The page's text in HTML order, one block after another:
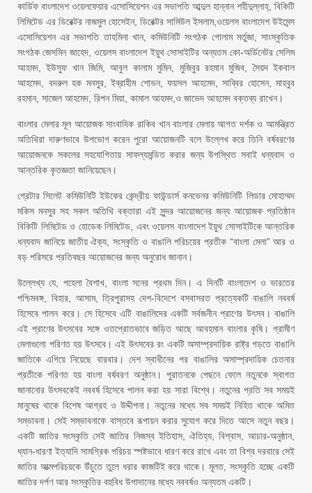
কার্ডিফ বাংলাদেশ ওয়েলফেয়ার এসোসিয়েশন এর সভাপতি আব্দুল হান্নান শহীদুল্লাহ্, বিকিটি
লিমিটেড এর ডিরেক্টর নাজমুল হোসেইন, ডিরেক্টর সামিউল ইসলাম,ওয়েলস বাংলাদেশ উইমেন্স
এসোসিয়েশন এর সভাপতি তাহমিনা খান, কমিউনিটি সংগঠক গোলাম মর্তুজা, সাংস্কৃতিক
সংগঠক জেসমিন জাহেদ, ওয়েলস বাংলাদেশ ইয়ুথ সোসাইটির অন্যতম কো-অর্ডিনেটর সেলিম
আহমদ, ইউসুফ খান জিমি, আবুল কালাম মুমিন, মুজিবুর রহমান মুজিব, সৈয়দ ইকবাল
আহমেদ, বদরুল হক মনসুর, ইব্রাহীম শোভন, ফয়সল আহমেদ, সাব্বির হোসেন, মাহবুব
রহমান, সাজেল আহমেদ, রিপন মিয়া, কামাল আহমদ,ও জাভেদ আহমেদ বক্তব্য রাখেন।
বাংলার মেলার মূল আয়োজক সাংবাদিক রাকিব খান বাংলার মেলায় আগত দর্শক ও আমন্ত্রিত
অতিথিরা দারুণভাবে উপভোগ করেন পুরো আয়োজনটি বলে উল্লেখ করে তিনি বর্ষবরণের
আয়োজনকে সকলের সহযোগিতায় সাফল্যমন্ডিত করার জন্য উপস্থিত সবাই ধন্যবাদ ও
আন্তরিক কৃতজ্ঞতা জানিয়েছেন।
গ্রেটার সিলেট কমিউনিটি ইউকের কেন্দ্রীয় ফাউন্ডার্স কনভেনর কমিউনিটি লিডার মোহাম্মদ
মকিস মনসুর সহ সকল অতিথি বক্তারা এই সুন্দর আয়োজনের জন্য আয়োজক প্রতিষ্ঠান
বিকিটি লিমিটেড ও হোডেক লিমিটেড, এবং ওয়েলস বাংলাদেশ ইয়ুথ সোসাইটিকে আন্তরিক
ধন্যবাদ জানিয়ে জাতীয় ঐক্য, সংস্কৃতি ও বাঙালি পরিচয়ের প্রতীক “বাংলা মেলা” আর ও
বড় পরিসরে প্রতিবছর আয়োজনের জন্য অনুরোধ জানান।
উল্লেখ্য যে, পহেলা বৈশাখ, বাংলা সনের প্রথম দিন। এ দিনটি বাংলাদেশ ও ভারতের
পশ্চিমবঙ্গ, বিহার, আসাম, ত্রিপুরাসহ দেশ-বিদেশে বসবাসরত প্রত্যেকটি বাঙালি নববর্ষ
হিসেবে পালন করে। সে হিসেবে এটি বাঙালিদের একটি সর্বজনীন প্রাণের উৎসব। বাঙালি
এই প্রাণের উৎসবের সঙ্গে ওতপ্রোতভাবে জড়িত আছে আবহমান বাংলার কৃষি। গ্রামীণ
মেলাগুলো পরিণত হয় উৎসবে। এই উৎসবের রং একটি অসাম্প্রদায়িক রাষ্ট্র গড়তে বাঙালি
জাতিকে এগিয়ে নিয়েছে বারবার। দেশ স্বাধীনের পর বাঙালির অসাম্প্রদায়িক চেতনার
প্রতীকে পরিণত হয় বাংলা বর্ষবরণ অনুষ্ঠান। পুরাতনকে পেছনে ফেলে নতুনকে স্বাগত
জানানোর উৎসবকেই নববর্ষ হিসেবে পালন করা হয় সারা বিশ্বে। নতুনের প্রতি সব সময়ই
মানুষের থাকে বিশেষ আগ্রহ ও উদ্দীপনা। নতুনের মধ্যে সব সময়ই নিহিত থাকে অমিত
সম্ভাবনা। সেই সম্ভাবনাকে বাস্তবে রূপায়ন করার সুযোগ করে দিতে আসে নতুন বছর।
একটি জাতির সংস্কৃতি সেই জাতির নিজস্ব ইতিহাস, ঐতিহ্য, বিশ্বাস, আচার-অনুষ্ঠান,
ধ্যান-ধারণা ইত্যাদি সামগ্রিক পরিচয় স্পষ্টভাবে ধারণ করে রাখে এবং তা বিশ্ব দরবারে সেই
জাতির আত্মপরিচয়কে উঁচুতে তুলে ধরার কাজটিই করে থাকে। মূলত, সংস্কৃতি হচ্ছে একটি
জাতির দর্পণ আর সংস্কৃতির বহুবিধ উপাদানের মধ্যে নববর্ষও অন্যতম একটি।